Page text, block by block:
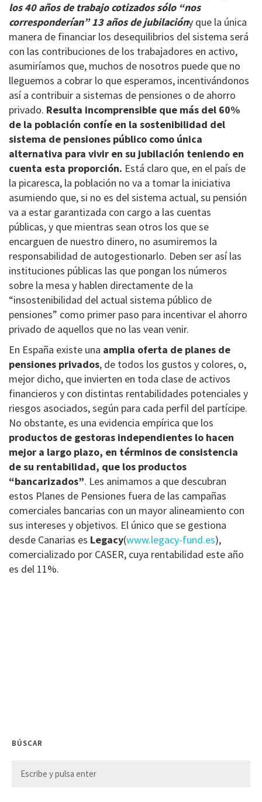
los 40 años de trabajo cotizados sólo “nos
corresponderían” 13 años de jubilacióny que la única
manera de financiar los desequilibrios del sistema será
con las contribuciones de los trabajadores en activo,
asumiríamos que, muchos de nosotros puede que no
lleguemos a cobrar lo que esperamos, incentivándonos
así a contribuir a sistemas de pensiones o de ahorro
privado. Resulta incomprensible que más del 60%
de la población confíe en la sostenibilidad del
sistema de pensiones público como única
alternativa para vivir en su jubilación teniendo en
cuenta esta proporción. Está claro que, en el país de
la picaresca, la población no va a tomar la iniciativa
asumiendo que, si no es del sistema actual, su pensión
va a estar garantizada con cargo a las cuentas
públicas, y que mientras sean otros los que se
encarguen de nuestro dinero, no asumiremos la
responsabilidad de autogestionarlo. Deben ser así las
instituciones públicas las que pongan los números
sobre la mesa y hablen directamente de la
“insostenibilidad del actual sistema público de
pensiones” como primer paso para incentivar el ahorro
privado de aquellos que no las vean venir.
En España existe una amplia oferta de planes de
pensiones privados, de todos los gustos y colores, o,
mejor dicho, que invierten en toda clase de activos
financieros y con distintas rentabilidades potenciales y
riesgos asociados, según para cada perfil del partícipe.
No obstante, es una evidencia empírica que los
productos de gestoras independientes lo hacen
mejor a largo plazo, en términos de consistencia
de su rentabilidad, que los productos
“bancarizados”. Les animamos a que descubran
estos Planes de Pensiones fuera de las campañas
comerciales bancarias con un mayor alineamiento con
sus intereses y objetivos. El único que se gestiona
desde Canarias es Legacy(www.legacy-fund.es),
comercializado por CASER, cuya rentabilidad este año
es del 11%.
BÚSCAR